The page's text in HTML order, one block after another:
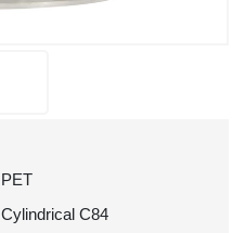
PET
Cylindrical C84